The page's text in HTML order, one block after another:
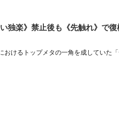
独楽》禁止後も《先触れ》で
トップメタの一角を成していた「